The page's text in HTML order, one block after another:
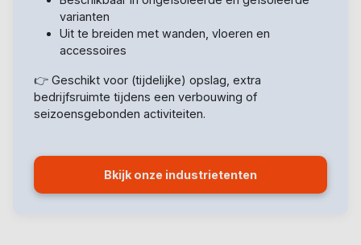
varianten
Uit te breiden met wanden, vloeren en
accessoires
👉 Geschikt voor (tijdelijke) opslag, extra
bedrijfsruimte tijdens een verbouwing of
seizoensgebonden activiteiten.
Bkijk onze industrietenten